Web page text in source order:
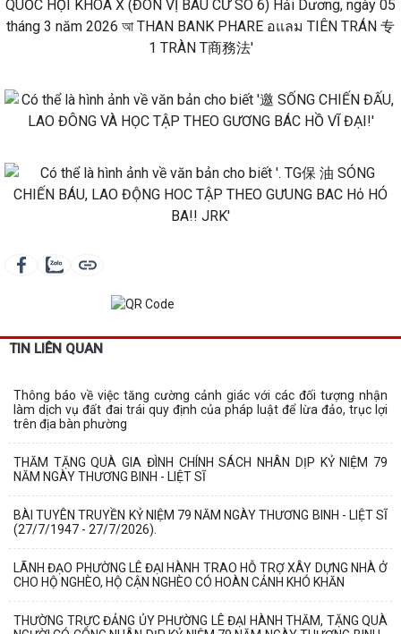
TIN LIÊN QUAN
Thông báo về việc tăng cường cảnh giác với các đối tượng nhận
làm dịch vụ đất đai trái quy định của pháp luật để lừa đảo, trục lợi
trên địa bàn phường
THĂM TẶNG QUÀ GIA ĐÌNH CHÍNH SÁCH NHÂN DỊP KỶ NIỆM 79
NĂM NGÀY THƯƠNG BINH - LIỆT SĨ
BÀI TUYÊN TRUYỀN KỶ NIỆM 79 NĂM NGÀY THƯƠNG BINH - LIỆT SĨ
(27/7/1947 - 27/7/2026).
LÃNH ĐẠO PHƯỜNG LÊ ĐẠI HÀNH TRAO HỖ TRỢ XÂY DỰNG NHÀ Ở
CHO HỘ NGHÈO, HỘ CẬN NGHÈO CÓ HOÀN CẢNH KHÓ KHĂN
THƯỜNG TRỰC ĐẢNG ỦY PHƯỜNG LÊ ĐẠI HÀNH THĂM, TẶNG QUÀ